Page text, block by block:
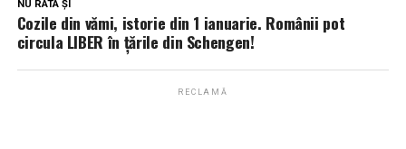
NU RATA ȘI
Cozile din vămi, istorie din 1 ianuarie. Românii pot
circula LIBER în țările din Schengen!
RECLAMĂ